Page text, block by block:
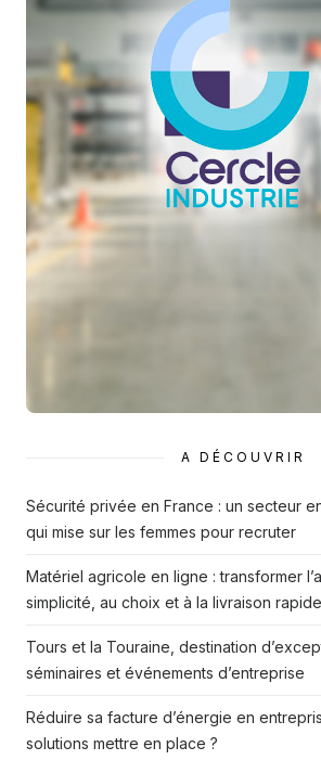
A DÉCOUVRIR
Sécurité privée en France : un secteur
qui mise sur les femmes pour recruter
Matériel agricole en ligne : transformer
simplicité, au choix et à la livraison rapide
Tours et la Touraine, destination
séminaires et événements d’entreprise
Réduire sa facture d’énergie en
solutions mettre en place ?